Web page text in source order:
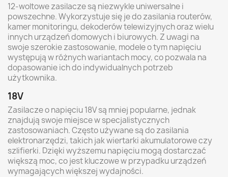
12-woltowe zasilacze są niezwykle uniwersalne i
powszechne. Wykorzystuje się je do zasilania routerów,
kamer monitoringu, dekoderów telewizyjnych oraz wielu
innych urządzeń domowych i biurowych. Z uwagi na
swoje szerokie zastosowanie, modele o tym napięciu
występują w różnych wariantach mocy, co pozwala na
dopasowanie ich do indywidualnych potrzeb
użytkownika.
18V
Zasilacze o napięciu 18V są mniej popularne, jednak
znajdują swoje miejsce w specjalistycznych
zastosowaniach. Często używane są do zasilania
elektronarzędzi, takich jak wiertarki akumulatorowe czy
szlifierki. Dzięki wyższemu napięciu mogą dostarczać
większą moc, co jest kluczowe w przypadku urządzeń
wymagających większej wydajności.